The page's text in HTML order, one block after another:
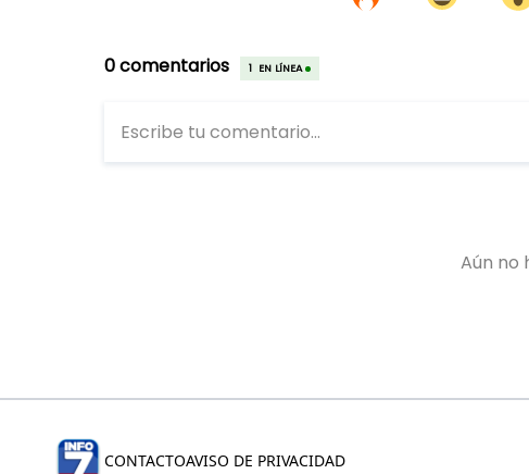
CONTACTOAVISO DE PRIVACIDAD